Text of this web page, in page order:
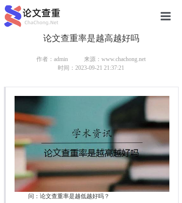
研究生论
硕士论文
博士论文
论文查重率是越高越好吗
作者：admin
来源：www.chachong.net
时间：2023-09-21 21:37:21
问：论文查重率是越低越好吗？